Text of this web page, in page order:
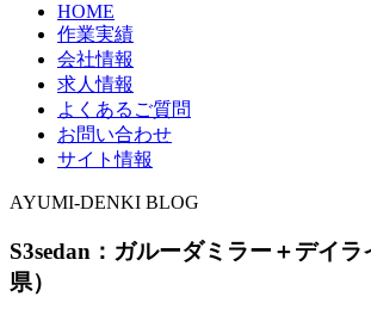
HOME
作業実績
会社情報
求人情報
よくあるご質問
お問い合わせ
サイト情報
AYUMI-DENKI BLOG
S3sedan：ガルーダミラー＋デイラ
県）